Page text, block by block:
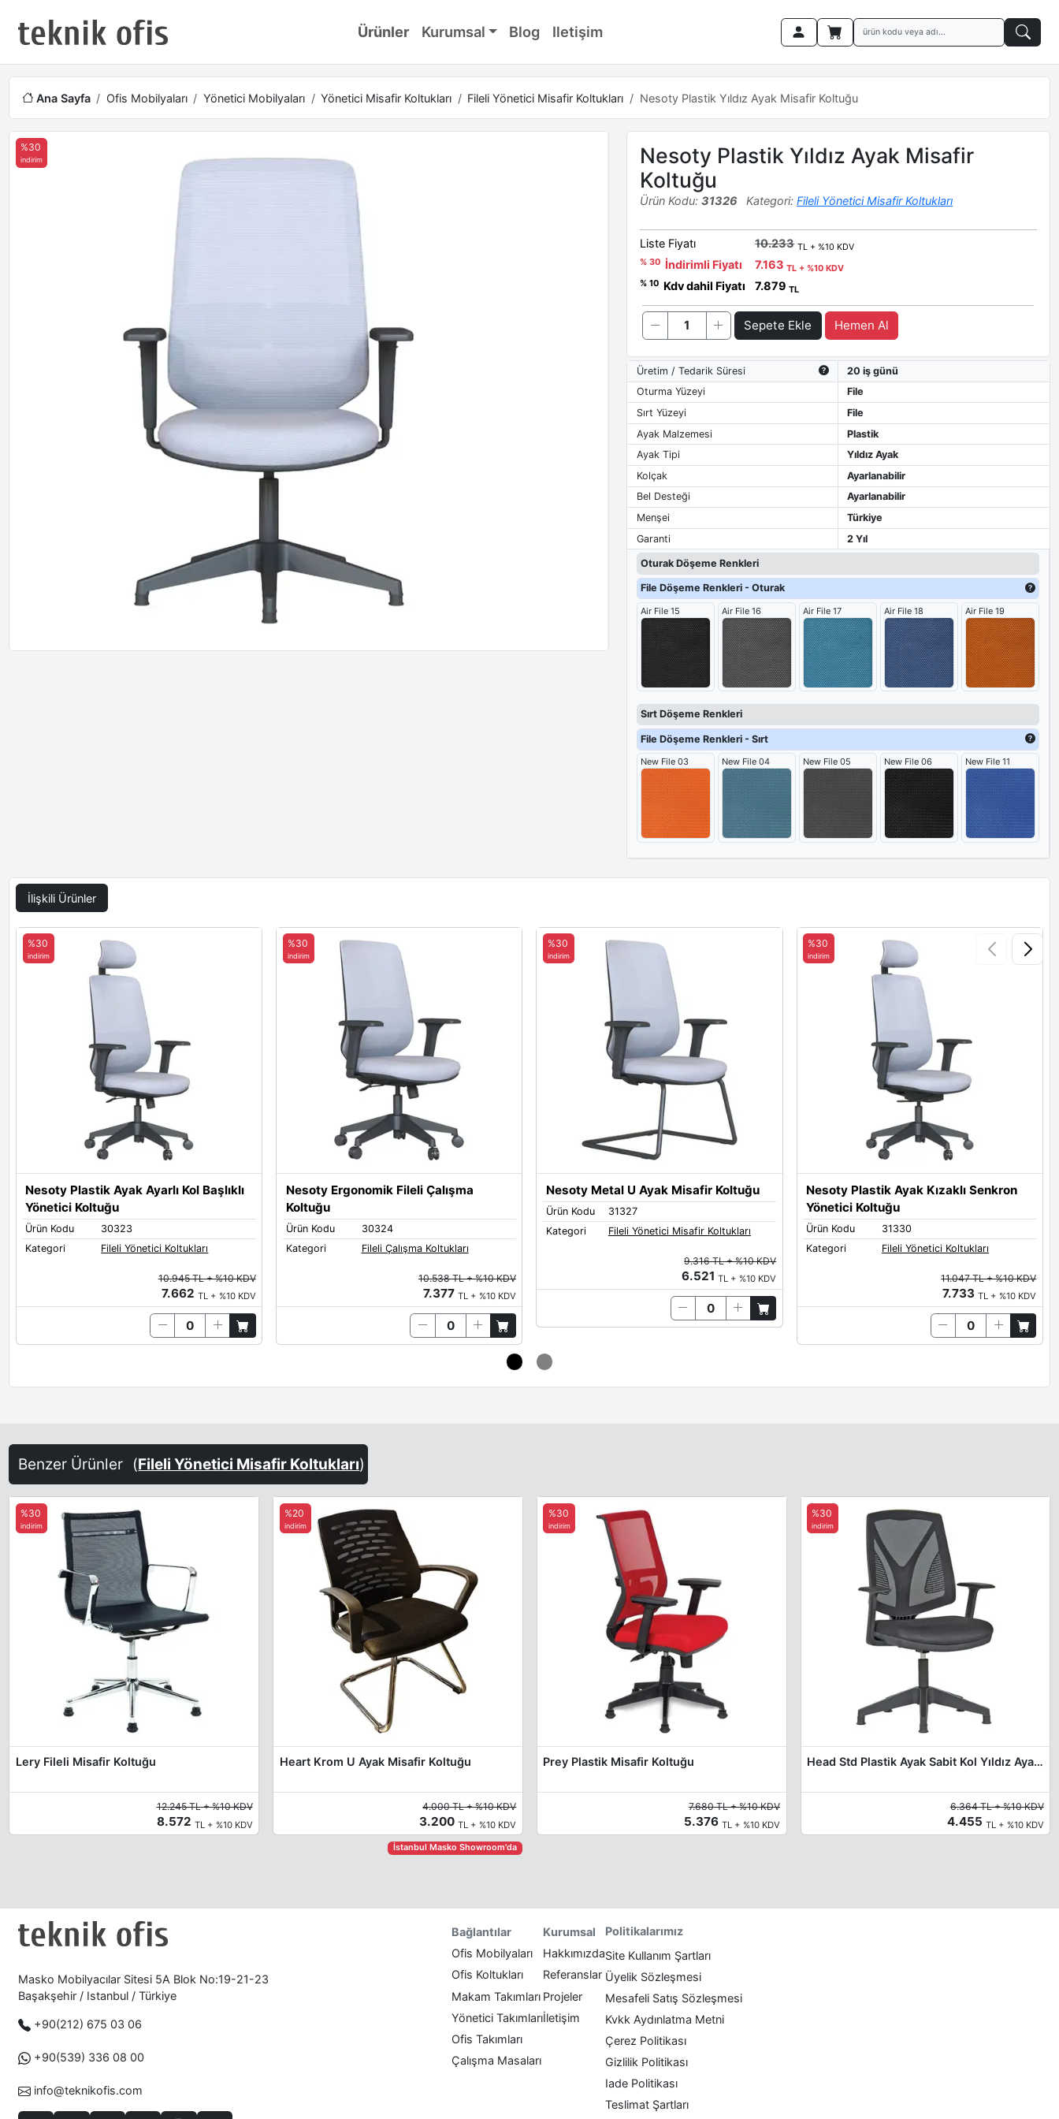
Ürünler Kurumsal Blog Iletişim
Ana Sayfa Ofis Mobilyaları Yönetici Mobilyaları Yönetici Misafir Koltukları Fileli Yönetici Misafir Koltukları Nesoty Plastik Yıldız Ayak Misafir Koltuğu
%30
indirim
Nesoty Plastik Yıldız Ayak Misafir
Koltuğu
Ürün Kodu: 31326 Kategori:Fileli Yönetici Misafir Koltukları
Liste Fiyatı 10.233 TL + %10 KDV
% 30 İndirimli Fiyatı 7.163TL + %10 KDV
% 10 Kdv dahil Fiyatı 7.879TL
Sepete Ekle Hemen Al
Üretim / Tedarik Süresi
20 iş günü
Oturma Yüzeyi
File
Sırt Yüzeyi
File
Ayak Malzemesi
Plastik
Ayak Tipi
Yıldız Ayak
Kolçak
Ayarlanabilir
Bel Desteği
Ayarlanabilir
Menşei
Türkiye
Garanti
2 Yıl
Oturak Döşeme Renkleri
File Döşeme Renkleri - Oturak
Air File 15 Air File 16 Air File 17 Air File 18 Air File 19
Sırt Döşeme Renkleri
File Döşeme Renkleri - Sırt
New File 03 New File 04 New File 05 New File 06 New File 11
İlişkili Ürünler
Nesoty Plastik Ayak Ayarlı Kol Başlıklı
Yönetici Koltuğu
Ürün Kodu
30323
Kategori
Fileli Yönetici Koltukları
%30
indirim
10.945 TL + %10 KDV
7.662 TL + %10 KDV
Nesoty Ergonomik Fileli Çalışma
Koltuğu
Ürün Kodu
30324
Kategori
Fileli Çalışma Koltukları
%30
indirim
10.538 TL + %10 KDV
7.377 TL + %10 KDV
Nesoty Metal U Ayak Misafir Koltuğu
Ürün Kodu
31327
Kategori
Fileli Yönetici Misafir Koltukları
%30
indirim
9.316 TL + %10 KDV
6.521TL + %10 KDV
Nesoty Plastik Ayak Kızaklı Senkron
Yönetici Koltuğu
Ürün Kodu
31330
Kategori
Fileli Yönetici Koltukları
%30
indirim
11.047 TL + %10 KDV
7.733TL + %10 KDV
Benzer Ürünler (Fileli Yönetici Misafir Koltukları)
Lery Fileli Misafir Koltuğu
%30
indirim
12.245 TL + %10 KDV
8.572 TL + %10 KDV
Heart Krom U Ayak Misafir Koltuğu
%20
indirim
4.000 TL + %10 KDV
3.200TL + %10 KDV
İstanbul Masko Showroom'da
Prey Plastik Misafir Koltuğu
%30
indirim
7.680 TL + %10 KDV
5.376TL + %10 KDV
Head Std Plastik Ayak Sabit Kol Yıldız Ayak Misafir Koltuğu
%30
indirim
6.364 TL + %10 KDV
4.455 TL + %10 KDV
Masko Mobilyacılar Sitesi 5A Blok No:19-21-23
Başakşehir / Istanbul / Türkiye
+90(212) 675 03 06
+90(539) 336 08 00
info@teknikofis.com
Bağlantılar
Ofis Mobilyaları
Ofis Koltukları
Makam Takımları
Yönetici Takımları
Ofis Takımları
Çalışma Masaları
Kurumsal
Hakkımızda
Referanslar
Projeler
İletişim
Politikalarımız
Site Kullanım Şartları
Üyelik Sözleşmesi
Mesafeli Satış Sözleşmesi
Kvkk Aydınlatma Metni
Çerez Politikası
Gizlilik Politikası
Iade Politikası
Teslimat Şartları